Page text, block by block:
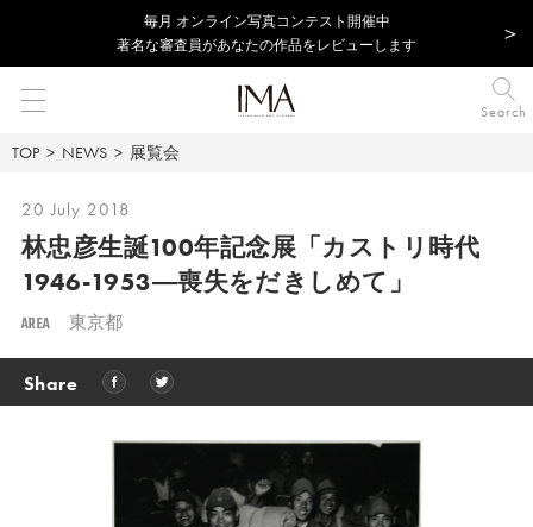
毎⽉ オンライン写真コンテスト開催中
著名な審査員があなたの作品をレビューします
Search
TOP NEWS 展覧会
20 July 2018
林忠彦生誕100年記念展 「カストリ時代
1946-1953―喪失をだきしめて」
AREA 東京都
Share